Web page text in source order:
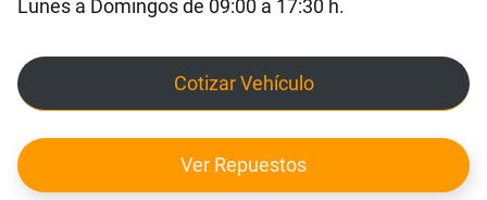
Lunes a Domingos de 09:00 a 17:30 h.
Cotizar Vehículo
Ver Repuestos